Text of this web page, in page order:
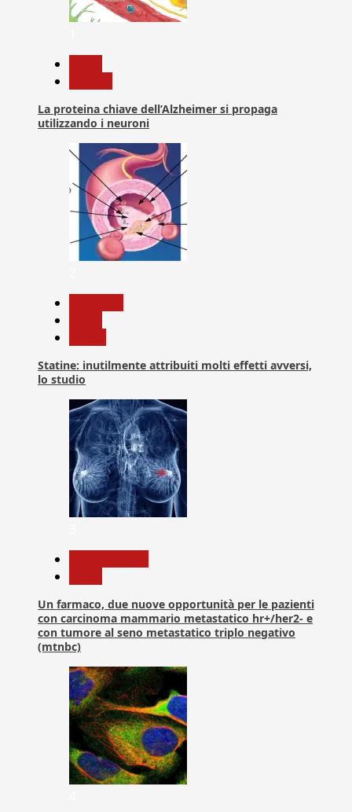
La proteina chiave dell’Alzheimer si propaga
utilizzando i neuroni
Statine: inutilmente attribuiti molti effetti avversi,
lo studio
Un farmaco, due nuove opportunità per le pazienti
con carcinoma mammario metastatico hr+/her2- e
con tumore al seno metastatico triplo negativo
(mtnbc)